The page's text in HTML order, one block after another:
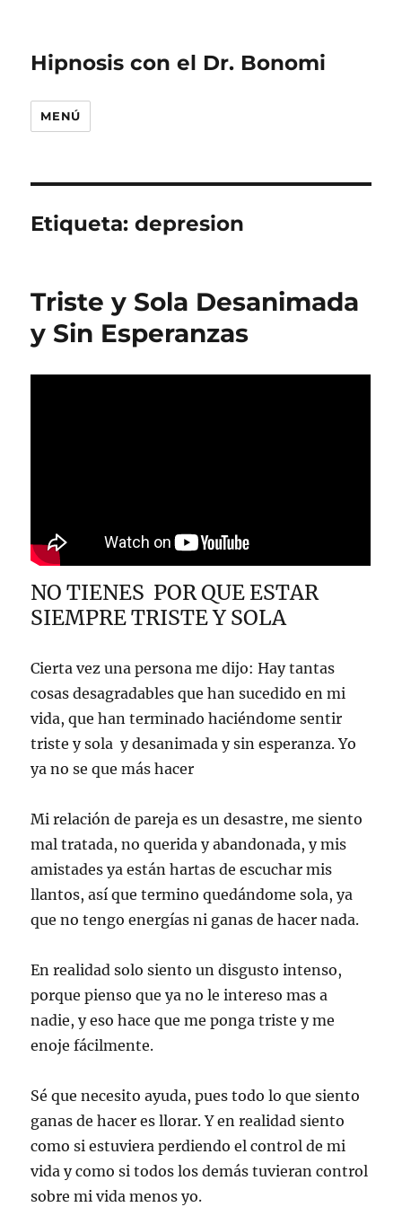
Hipnosis con el Dr. Bonomi
MENÚ
Etiqueta:depresion
Triste y Sola Desanimada
y Sin Esperanzas
NO TIENES POR QUE ESTAR
SIEMPRE TRISTE Y SOLA
Cierta vez una persona me dijo: Hay tantas
cosas desagradables que han sucedido en mi
vida, que han terminado haciéndome sentir
triste y sola y desanimada y sin esperanza. Yo
ya no se que más hacer
Mi relación de pareja es un desastre, me siento
mal tratada, no querida y abandonada, y mis
amistades ya están hartas de escuchar mis
llantos, así que termino quedándome sola, ya
que no tengo energías ni ganas de hacer nada.
En realidad solo siento un disgusto intenso,
porque pienso que ya no le intereso mas a
nadie, y eso hace que me ponga triste y me
enoje fácilmente.
Sé que necesito ayuda, pues todo lo que siento
ganas de hacer es llorar. Y en realidad siento
como si estuviera perdiendo el control de mi
vida y como si todos los demás tuvieran control
sobre mi vida menos yo.